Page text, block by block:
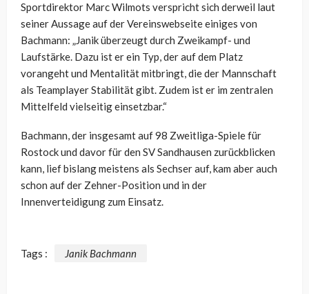
Sportdirektor Marc Wilmots verspricht sich derweil laut
seiner Aussage auf der Vereinswebseite einiges von
Bachmann: „Janik überzeugt durch Zweikampf- und
Laufstärke. Dazu ist er ein Typ, der auf dem Platz
vorangeht und Mentalität mitbringt, die der Mannschaft
als Teamplayer Stabilität gibt. Zudem ist er im zentralen
Mittelfeld vielseitig einsetzbar.“
Bachmann, der insgesamt auf 98 Zweitliga-Spiele für
Rostock und davor für den SV Sandhausen zurückblicken
kann, lief bislang meistens als Sechser auf, kam aber auch
schon auf der Zehner-Position und in der
Innenverteidigung zum Einsatz.
Tags : Janik Bachmann